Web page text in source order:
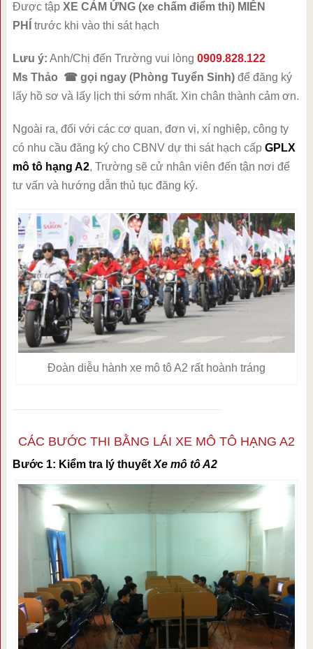
Được tập XE CẢM ỨNG (xe chấm điểm thi) MIỄN
PHÍ
trước khi vào thi sát hạch
Lưu ý: Anh/Chị đến Trường vui lòng 0909.828.122
Ms Thảo ☎ gọi ngay (Phòng Tuyển Sinh) để đăng ký
lấy hồ sơ và lấy lịch thi sớm nhất. Xin chân thành cảm ơn.
Ngoài ra, đối với các cơ quan, đơn vị, xí nghiệp, công ty
có nhu cầu đăng ký cho CBNV dự thi sát hạch cấp GPLX
mô tô hạng A2, Trường sẽ cử nhân viên đến tận nơi để
tư vấn và hướng dẫn thủ tục đăng ký.
Đoàn diễu hành xe mô tô A2 rất hoành tráng
CÁC BƯỚC THI BẰNG LÁI XE MÔ TÔ HẠNG A2
Bước 1: Kiểm tra lý thuyếtXe mô tô A2